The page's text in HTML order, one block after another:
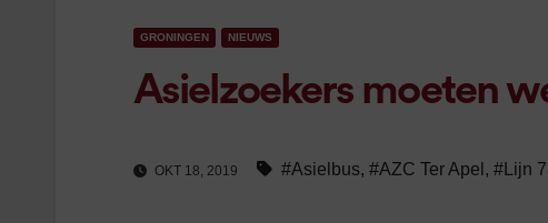
GRONINGEN NIEUWS
Asielzoekers moeten
OKT 18, 2019 #Asielbus, #AZC Ter Apel , #Lijn